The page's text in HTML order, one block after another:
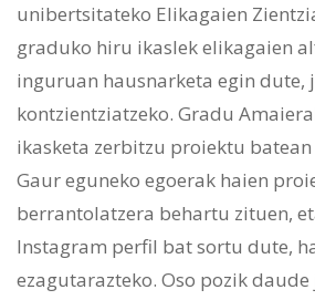
unibertsitateko Elikagaien
graduko hiru ikaslek elikagaien
inguruan hausnarketa egin dute,
kontzientziatzeko. Gradu
ikasketa zerbitzu proiektu
Gaur eguneko egoerak haien
berrantolatzera behartu zituen,
Instagram perfil bat sortu dute,
ezagutarazteko. Oso pozik